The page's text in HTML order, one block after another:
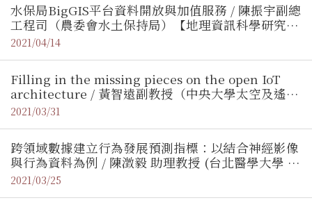
水保局BigGIS平台資料開放與加值服務 / 陳振宇副總
工程司（農委會水土保持局）【地理資訊科學研究專
題中心】
2021/04/14
Filling in the missing pieces on the open IoT
architecture / 黃智遠副教授（中央大學太空及遙測
研究中心）【地理資訊科學研究專題中心】
2021/03/31
跨領域數據建立行為發展預測指標：以結合神經影像
與行為資料為例 / 陳澂毅 助理教授 (台北醫學大學 傷
害防治學研究所)【調查研究專題中心】
2021/03/25